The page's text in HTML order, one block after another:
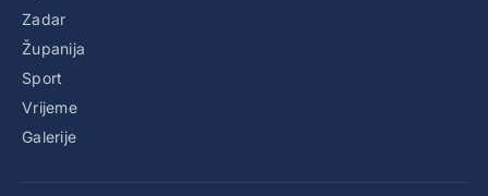
Zadar
Županija
Sport
Vrijeme
Galerije